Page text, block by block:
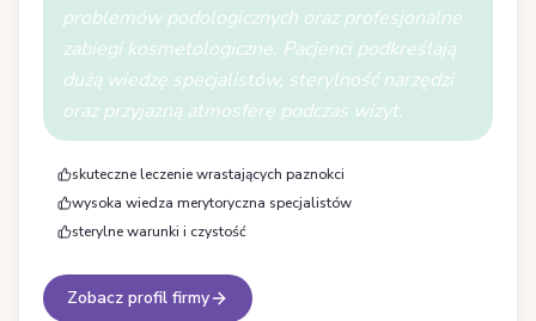
problemów podologicznych oraz profesjonalne
zabiegi kosmetologiczne. Pacjenci podkreślają
dużą wiedzę specjalistów, sterylność narzędzi
oraz przyjazną atmosferę podczas wizyt.
skuteczne leczenie wrastających paznokci
wysoka wiedza merytoryczna specjalistów
sterylne warunki i czystość
Zobacz profil firmy